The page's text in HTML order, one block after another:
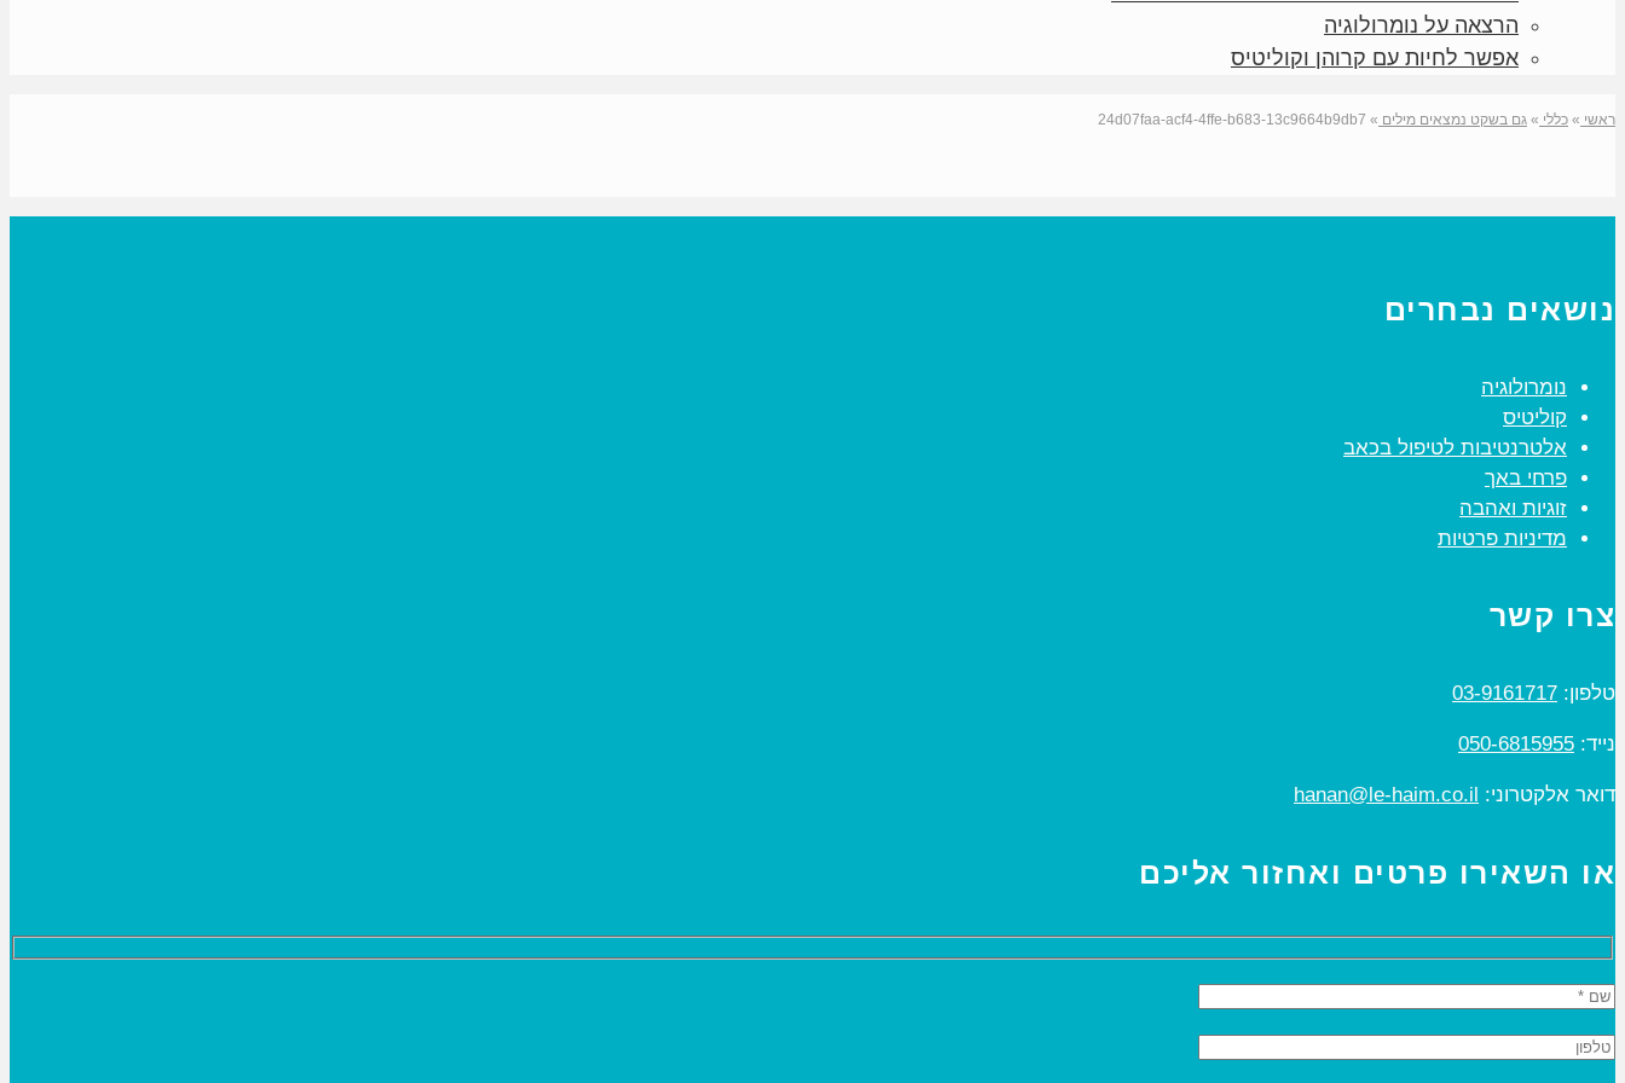
הרצאה על נומרולוגיה
אפשר לחיות עם קרוהן וקוליטיס
ראשי » כללי » גם בשקט נמצאים מילים »
24d07faa-acf4-4ffe-b683-13c9664b9db7
נושאים נבחרים
נומרולוגיה
קוליטיס
אלטרנטיבות לטיפול בכאב
פרחי באך
זוגיות ואהבה
מדיניות פרטיות
צרו קשר
טלפון: 03-9161717
נייד: 050-6815955
דואר אלקטרוני: hanan@le-haim.co.il
או השאירו פרטים ואחזור אליכם